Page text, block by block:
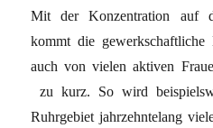
Mit der Konzentration auf
kommt die gewerkschaftliche
auch von vielen aktiven
zu kurz. So wird
Ruhrgebiet jahrzehntelang